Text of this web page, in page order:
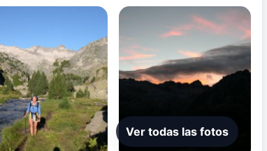
Ver todas las fotos